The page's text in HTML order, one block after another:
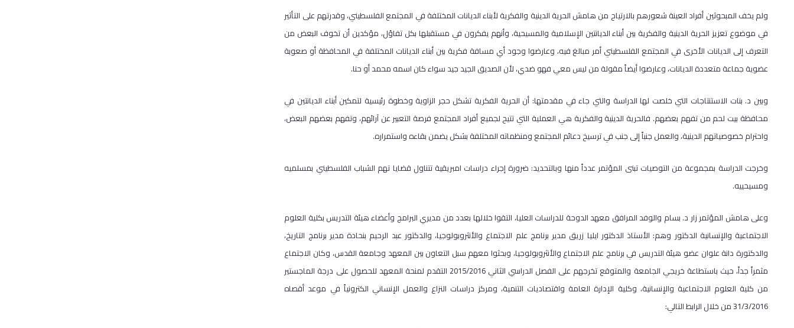
ولم يخف المبحوثين أفراد العينة شعورهم بالارتياح من هامش الحرية الدينية والفكرية لأبناء الديانات المختلفة في المجتمع الفلسطيني، وقدرتهم على التأثير
في موضوع تعزيز الحرية الدينية والفكرية بين أبناء الديانتين الإسلامية والمسيحية، وأنهم يفكرون في مستقبلها بكل تفاؤل، مؤكدين أن تخوف البعض من
التعرف إلى الديانات الأخرى في المجتمع الفلسطيني أمر مبالغ فيه، وعارضوا وجود أي مسافة فكرية بين أبناء الديانات المختلفة في المحافظة أو صعوبة
عضوية جماعة متعددة الديانات، وعارضوا أيضاً مقولة من ليس معي فهو ضدي، لأن الصديق الجيد جيد سواء كان اسمه محمد أو حنا.
وبين د. بنات الاستنتاجات التي خلصت لها الدراسة والتي جاء في مقدمتها: أن الحرية الفكرية تشكل حجر الزاوية وخطوة رئيسية لتمكين أبناء الديانتين في
محافظة بيت لحم من تفهم بعضهم. فالحرية الدينية والفكرية هي العملية التي تتيح لجميع أفراد المجتمع فرصة التعبير عن آرائهم، وتفهم بعضهم البعض،
واحترام خصوصياتهم الدينية، والعمل جنباً إلى جنب في ترسيخ دعائم المجتمع ومنظماته المختلفة بشكل يضمن بقاءه واستمراره.
وخرجت الدراسة بمجموعة من التوصيات تبنى المؤتمر عدداً منها وبالتحديد: ضرورة إجراء دراسات امبريقية تتناول قضايا تهم الشباب الفلسطيني بمسلميه
ومسيحييه.
وعلى هامش المؤتمر زار د. بسام والوفد المرافق معهد الدوحة للدراسات العليا، التقوا خلالها بعدد من مديري البرامج وأعضاء هيئة التدريس بكلية العلوم
الاجتماعية والإنسانية الدكتور وهم: الأستاذ الدكتور ايليا زريق مدير برنامج علم الاجتماع والأنثروبولوجيا، والدكتور عبد الرحيم بنحادة مدير برنامج التاريخ،
والدكتورة دانة علوان عضو هيئة التدريس في برنامج علم الاجتماع والأنثروبولوجيا، وبحثوا معهم سبل التعاون بين المعهد وجامعة القدس، وكان الاجتماع
مثمراً جداً، حيث باستطاعة خريجي الجامعة والمتوقع تخرجهم على الفصل الدراسي الثاني 2015/2016 التقدم لمنحة المعهد للحصول على درجة الماجستير
من كلية العلوم الاجتماعية والإنسانية، وكلية الإدارة العامة واقتصاديات التنمية، ومركز دراسات النزاع والعمل الإنساني الكترونياً في موعد أقصاه
31/3/2016 من خلال الرابط التالي: